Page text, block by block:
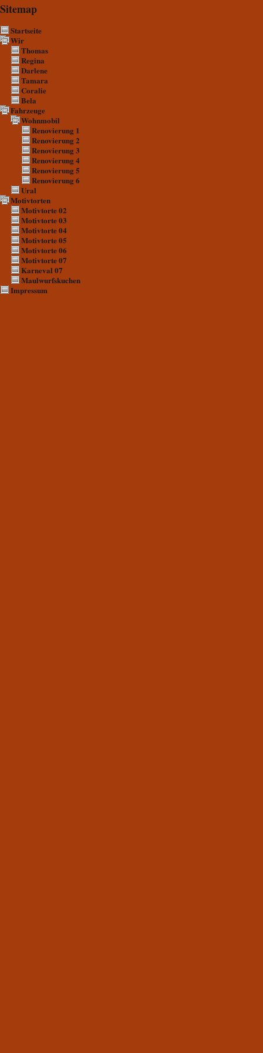
Sitemap
Startseite
Wir
Thomas
Regina
Darlene
Tamara
Coralie
Bela
Fahrzeuge
Wohnmobil
Renovierung 1
Renovierung 2
Renovierung 3
Renovierung 4
Renovierung 5
Renovierung 6
Ural
Motivtorten
Motivtorte 02
Motivtorte 03
Motivtorte 04
Motivtorte 05
Motivtorte 06
Motivtorte 07
Karneval 07
Maulwurfskuchen
Impressum